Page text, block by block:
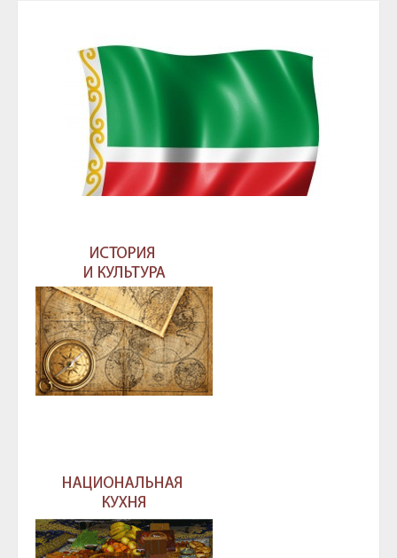
ГЛАВА И ПРАВИТЕЛЬСТВО ЧЕЧЕНСКОЙ
РЕСПУБЛИКИ